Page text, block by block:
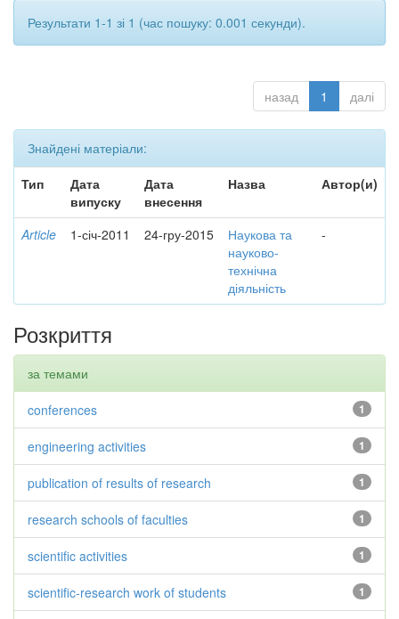
Результати 1-1 зі 1 (час пошуку: 0.001 секунди).
назад 1 далі
Знайдені матеріали:
Тип
Дата
випуску
Дата
внесення
Назва Автор(и)
Article 1-січ-2011 24-гру-2015
Наукова та
науково-
технічна
діяльність
-
Розкриття
за темами
1
conferences
1
engineering activities
1
publication of results of research
1
research schools of faculties
1
scientific activities
1
scientific-research work of students